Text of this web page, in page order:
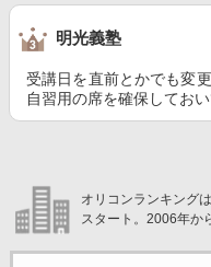
明光義塾
受講日を直前とかでも変
自習用の席を確保してお
オリコンランキング
スタート。2006年か